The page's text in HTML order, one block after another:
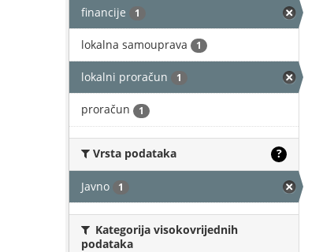
financije 1
lokalna samouprava 1
lokalni proračun 1
proračun 1
Vrsta podataka ?
Javno 1
Kategorija visokovrijednih
podataka